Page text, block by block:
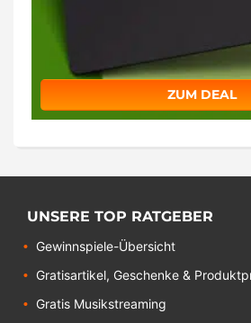
ZUM DEAL
UNSERE TOP RATGEBER
Gewinnspiele-Übersicht
Gratisartikel, Geschenke &
Gratis Musikstreaming